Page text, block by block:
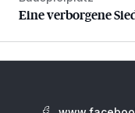
Eine verborgene